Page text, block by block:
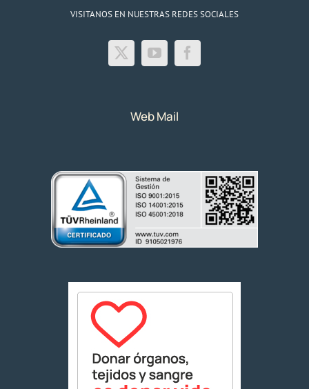
VISITANOS EN NUESTRAS REDES SOCIALES
Web Mail